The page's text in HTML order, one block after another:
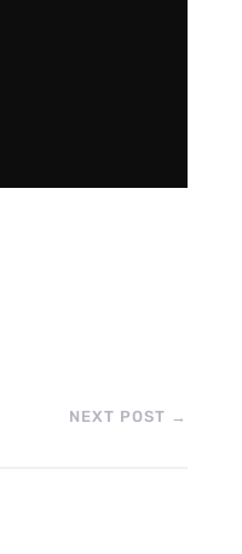
NEXT POST →